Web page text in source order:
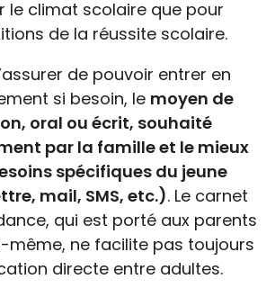
le climat scolaire que pour
de la réussite scolaire.
de pouvoir entrer en
si besoin, le moyen de
oral ou écrit, souhaité
par la famille et le mieux
spécifiques du jeune
mail, SMS, etc.). Le carnet
qui est porté aux parents
même, ne facilite pas toujours
directe entre adultes.